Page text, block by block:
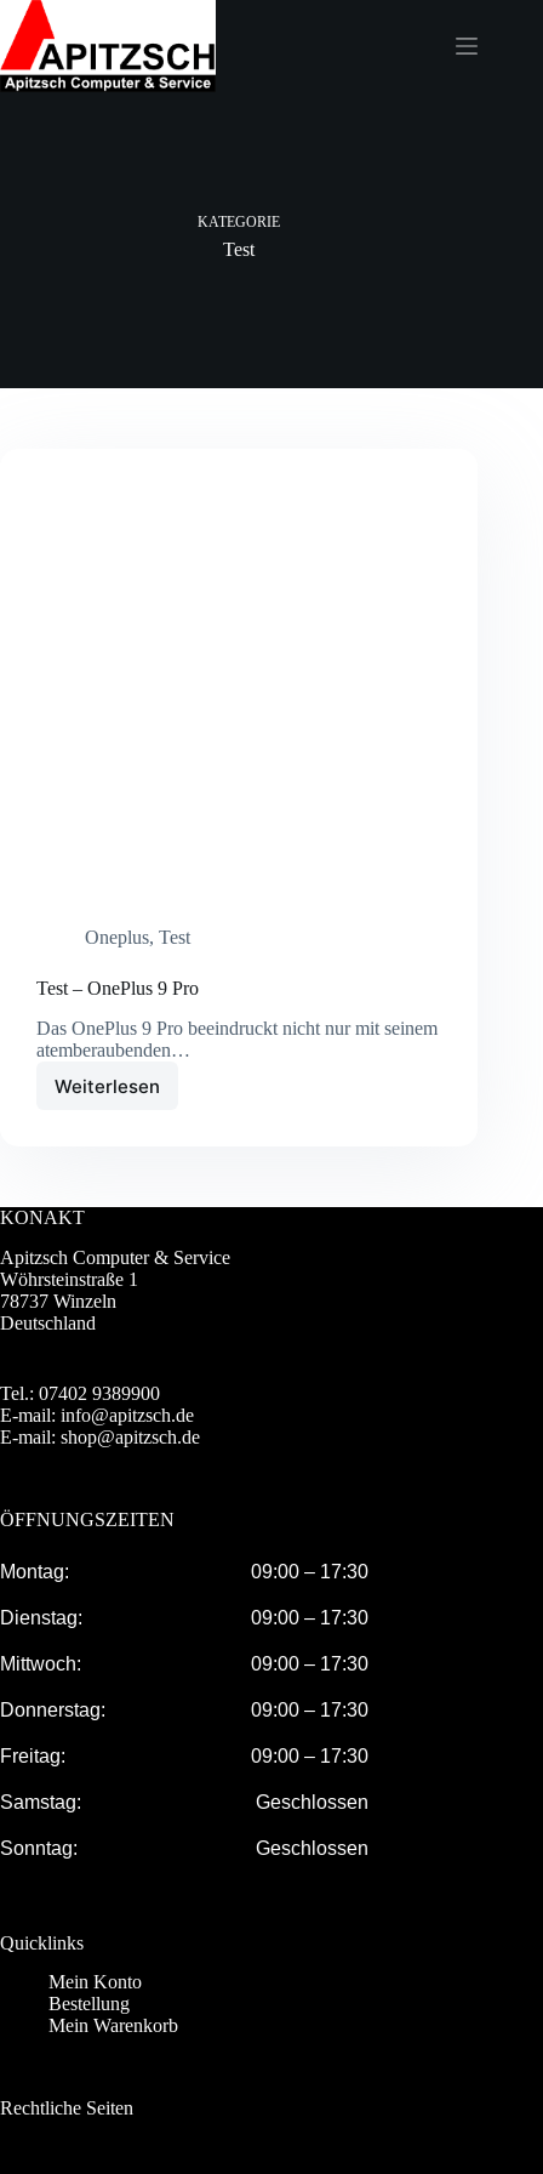
Zum
Inhalt
springen
KATEGORIE
Test
Oneplus, Test
Test – OnePlus 9 Pro
Das OnePlus 9 Pro beeindruckt nicht nur mit seinem
atemberaubenden…
Weiterlesen
Test
KONAKT
Apitzsch Computer & Service
Wöhrsteinstraße 1
78737 Winzeln
Deutschland
Tel.: 07402 9389900
E-mail: info@apitzsch.de
E-mail: shop@apitzsch.de
ÖFFNUNGSZEITEN
Montag: 09:00 – 17:30
Dienstag: 09:00 – 17:30
Mittwoch: 09:00 – 17:30
Donnerstag: 09:00 – 17:30
Freitag: 09:00 – 17:30
Samstag: Geschlossen
Sonntag: Geschlossen
Quicklinks
Mein Konto
Bestellung
Mein Warenkorb
Rechtliche Seiten